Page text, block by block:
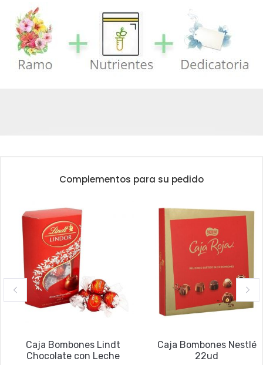
Complementos para su pedido
Caja Bombones Lindt
Chocolate con Leche
Caja Bombones Nestlé
22ud